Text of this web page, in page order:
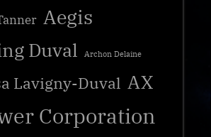
Aegis
Duval Archon Delaine
Lavigny-Duval AX
Corporation